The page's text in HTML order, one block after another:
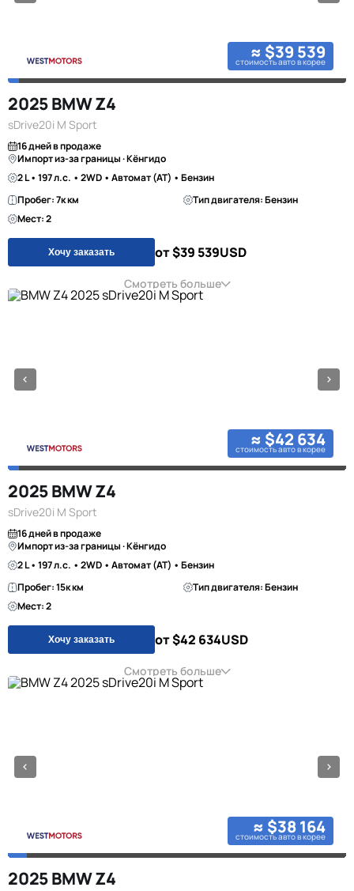
≈ $39 539
стоимость авто в корее
2025 BMW Z4
sDrive20i M Sport
16 дней в продаже
Импорт из-за границы · Кёнгидо
2 L • 197 л.с. • 2WD • Автомат (AT) • Бензин
Пробег: 7к км
Тип двигателя: Бензин
Мест: 2
Хочу заказать от $39 539USD
Смотреть больше
≈ $42 634
стоимость авто в корее
2025 BMW Z4
sDrive20i M Sport
16 дней в продаже
Импорт из-за границы · Кёнгидо
2 L • 197 л.с. • 2WD • Автомат (AT) • Бензин
Пробег: 15к км
Тип двигателя: Бензин
Мест: 2
Хочу заказать от $42 634USD
Смотреть больше
≈ $38 164
стоимость авто в корее
2025 BMW Z4